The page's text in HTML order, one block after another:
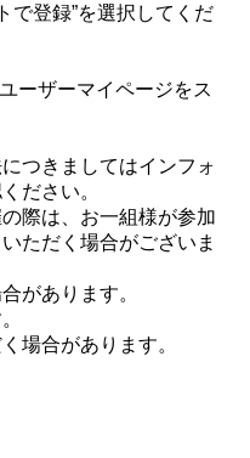
登録”を選択してくだ
ーザーマイページをス
つきましてはインフォ
ださい。
際は、お一組様が参加
ただく場合がございま
があります。
場合があります。